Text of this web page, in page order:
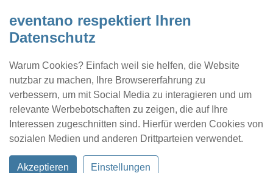
eventano respektiert Ihren
Datenschutz
Warum Cookies? Einfach weil sie helfen, die Website
nutzbar zu machen, Ihre Browsererfahrung zu
verbessern, um mit Social Media zu interagieren und um
relevante Werbebotschaften zu zeigen, die auf Ihre
Interessen zugeschnitten sind. Hierfür werden Cookies von
sozialen Medien und anderen Drittparteien verwendet.
Akzeptieren Einstellungen
Kontakt Location eintragen Profil